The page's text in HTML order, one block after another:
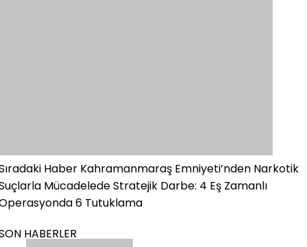
Haber Kahramanmaraş Emniyeti’nden Narkotik
Mücadelede Stratejik Darbe: 4 Eş Zamanlı
6 Tutuklama
HABERLER